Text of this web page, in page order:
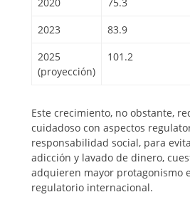
2020
75.3
2023
83.9
2025
(proyección)
101.2
Este crecimiento, no obstante,
cuidadoso con aspectos
responsabilidad social, para
adicción y lavado de dinero,
adquieren mayor protagonismo
regulatorio internacional.